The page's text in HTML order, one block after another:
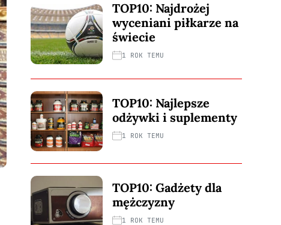
TOP10: Najdrożej
wyceniani piłkarze na
świecie
1 ROK TEMU
TOP10: Najlepsze
odżywki i suplementy
1 ROK TEMU
TOP10: Gadżety dla
mężczyzny
1 ROK TEMU